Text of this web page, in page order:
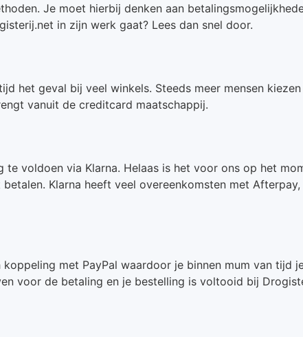
Je moet hierbij denken aan
in zijn werk gaat? Lees dan snel door.
het geval bij veel winkels. Steeds meer mensen
vanuit de creditcard maatschappij.
voldoen via Klarna. Helaas is het voor ons op het
Klarna heeft veel overeenkomsten met
met PayPal waardoor je binnen mum van tijd
voor de betaling en je bestelling is voltooid bij